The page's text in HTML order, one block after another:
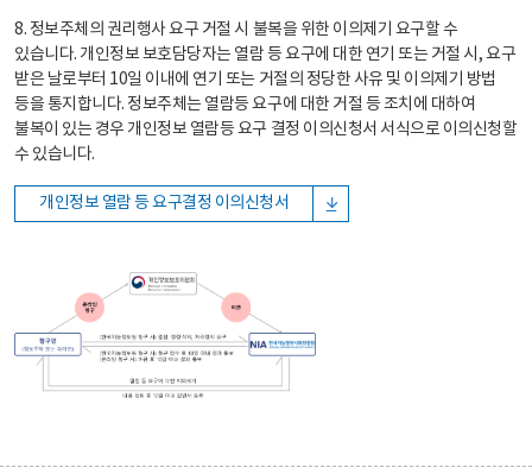
8. 정보주체의 권리행사 요구 거절 시 불복을 위한 이의제기 요구할 수
있습니다. 개인정보 보호담당자는 열람 등 요구에 대한 연기 또는 거절 시, 요구
받은 날로부터 10일 이내에 연기 또는 거절의 정당한 사유 및 이의제기 방법
등을 통지합니다. 정보주체는 열람등 요구에 대한 거절 등 조치에 대하여
불복이 있는 경우 개인정보 열람등 요구 결정 이의신청서 서식으로 이의신청할
수 있습니다.
개인정보 열람 등 요구결정 이의신청서